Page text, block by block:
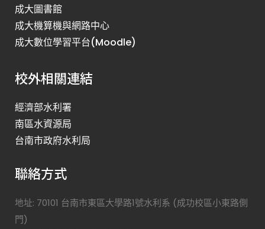
成大圖書館
成大機算機與網路中心
成大數位學習平台(Moodle)
校外相關連結
經濟部水利署
南區水資源局
台南市政府水利局
聯絡方式
地址: 70101 台南市東區大學路1號水利系 (成功校區小東路側
門)